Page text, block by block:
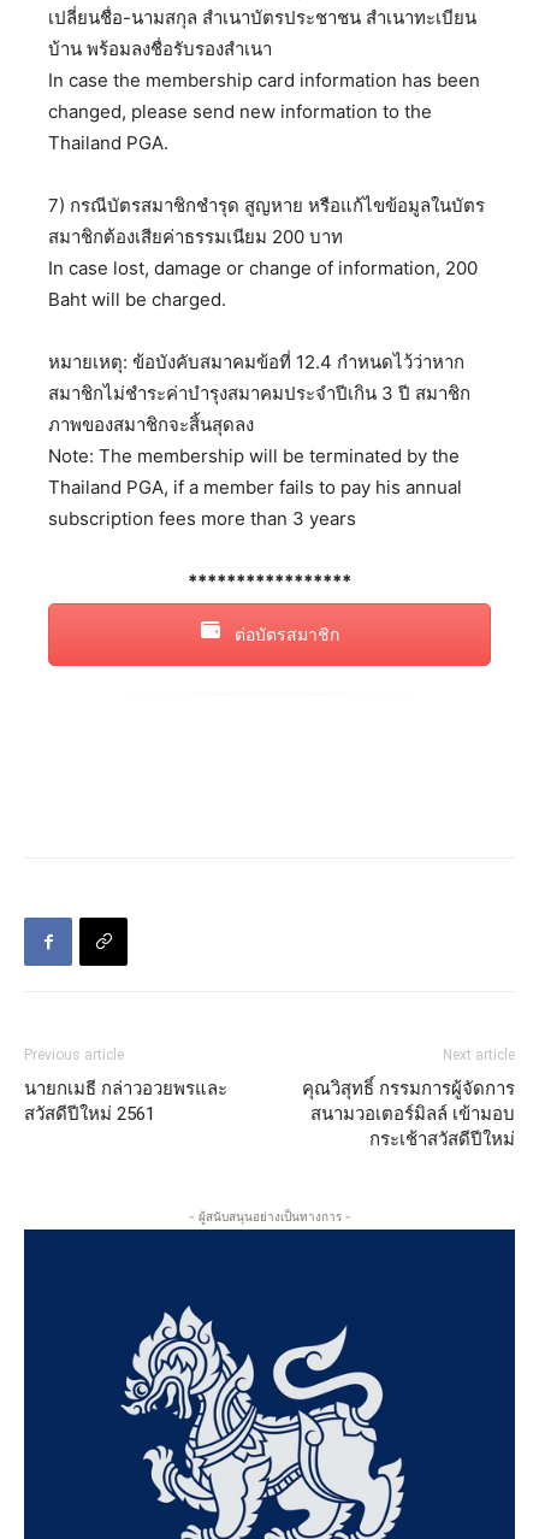
เปลี่ยนชื่อ-นามสกุล สำเนาบัตรประชาชน สำเนาทะเบียน
บ้าน พร้อมลงชื่อรับรองสำเนา
In case the membership card information has been
changed, please send new information to the
Thailand PGA.
7) กรณีบัตรสมาชิกชำรุด สูญหาย หรือแก้ไขข้อมูลในบัตร
สมาชิกต้องเสียค่าธรรมเนียม 200 บาท
In case lost, damage or change of information, 200
Baht will be charged.
หมายเหตุ: ข้อบังคับสมาคมข้อที่ 12.4 กำหนดไว้ว่าหาก
สมาชิกไม่ชำระค่าบำรุงสมาคมประจำปีเกิน 3 ปี สมาชิก
ภาพของสมาชิกจะสิ้นสุดลง
Note: The membership will be terminated by the
Thailand PGA, if a member fails to pay his annual
subscription fees more than 3 years
*****************
ต่อบัตรสมาชิก
Previous article
นายกเมธี กล่าวอวยพรและ
สวัสดีปีใหม่ 2561
Next article
คุณวิสุทธิ์ กรรมการผู้จัดการ
สนามวอเตอร์มิลล์ เข้ามอบ
กระเช้าสวัสดีปีใหม่
- ผู้สนับสนุนอย่างเป็นทางการ -